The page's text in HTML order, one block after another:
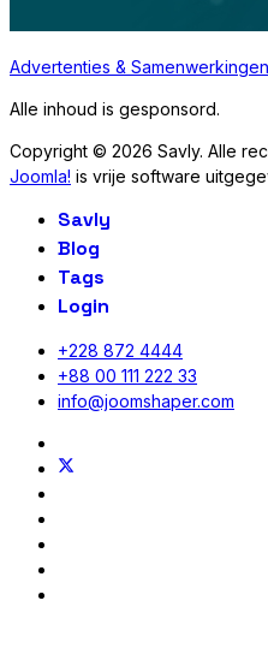
Advertenties & Samenwerkingen
Alle inhoud is gesponsord.
Copyright © 2026 Savly. Alle
Joomla! is vrije software
Savly
Blog
Tags
Login
+228 872 4444
+88 00 111 222 33
info@joomshaper.com